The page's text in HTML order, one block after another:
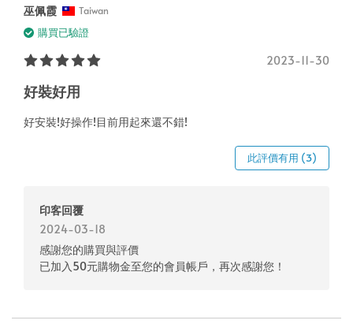
巫佩霞 Taiwan
購買已驗證
2023-11-30
好裝好用
好安裝!好操作!目前用起來還不錯!
此評價有用 (3)
印客回覆
2024-03-18
感謝您的購買與評價
已加入50元購物金至您的會員帳戶，再次感謝您！